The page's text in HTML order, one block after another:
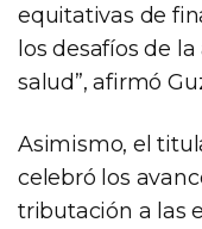
equitativas de
los desafíos de
salud”, afirmó
Asimismo, el
celebró los
tributación a las